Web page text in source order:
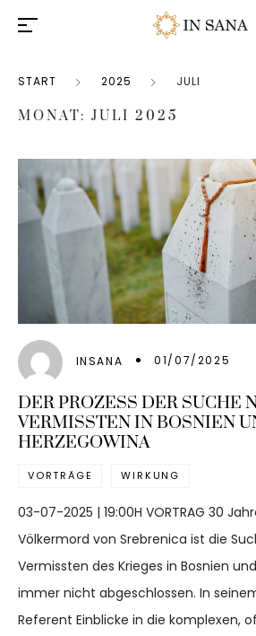
START 2025 JULI
MONAT: JULI 2025
INSANA 01/07/2025
DER PROZESS DER SUCHE
VERMISSTEN IN BOSNIEN
HERZEGOWINA
VORTRÄGE WIRKUNG
03-07-2025 | 19:00H VORTRAG 30
Völkermord von Srebrenica ist die
Vermissten des Krieges in Bosnien
immer nicht abgeschlossen. In
Referent Einblicke in die komplexen,